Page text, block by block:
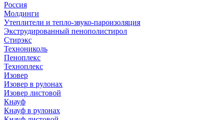
Россия
Молдинги
Утеплители и тепло-звуко-пароизоляция
Экструдированный пенополистирол
Стирэкс
Технониколь
Пеноплекс
Техноплекс
Изовер
Изовер в рулонах
Изовер листовой
Кнауф
Кнауф в рулонах